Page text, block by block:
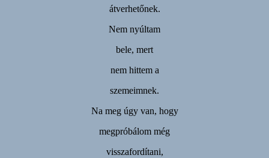
átverhetőnek.
Nem nyúltam
bele, mert
nem hittem a
szemeimnek.
Na meg úgy van, hogy
megpróbálom még
visszafordítani,